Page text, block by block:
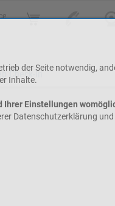
Online ShopKontakt
Check-In
der Seite notwendig,
Inhalte.
Ihrer Einstellungen
Datenschutzerklärung und